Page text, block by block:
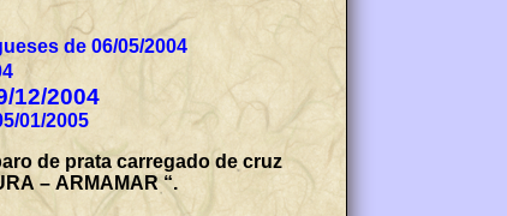
de 06/05/2004
12/2004
01/2005
de prata carregado de cruz
– ARMAMAR “.